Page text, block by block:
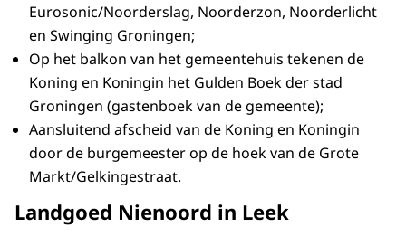
Eurosonic/Noorderslag, Noorderzon, Noorderlicht
en Swinging Groningen;
Op het balkon van het gemeentehuis tekenen de
Koning en Koningin het Gulden Boek der stad
Groningen (gastenboek van de gemeente);
Aansluitend afscheid van de Koning en Koningin
door de burgemeester op de hoek van de Grote
Markt/Gelkingestraat.
Landgoed Nienoord in Leek